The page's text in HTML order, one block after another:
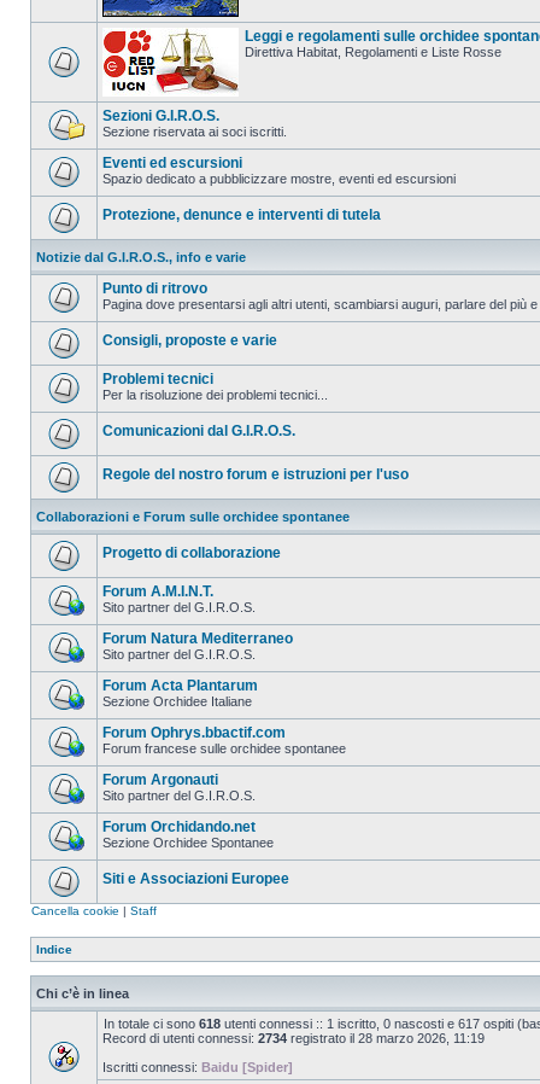
Leggi e regolamenti sulle orchidee
Direttiva Habitat, Regolamenti e Liste Rosse
Sezioni G.I.R.O.S.
Sezione riservata ai soci iscritti.
Eventi ed escursioni
Spazio dedicato a pubblicizzare mostre, eventi ed escursioni
Protezione, denunce e interventi di tutela
Notizie dal G.I.R.O.S., info e varie
Punto di ritrovo
Pagina dove presentarsi agli altri utenti, scambiarsi auguri, parlare del più
Consigli, proposte e varie
Problemi tecnici
Per la risoluzione dei problemi tecnici...
Comunicazioni dal G.I.R.O.S.
Regole del nostro forum e istruzioni per l'uso
Collaborazioni e Forum sulle orchidee spontanee
Progetto di collaborazione
Forum A.M.I.N.T.
Sito partner del G.I.R.O.S.
Forum Natura Mediterraneo
Sito partner del G.I.R.O.S.
Forum Acta Plantarum
Sezione Orchidee Italiane
Forum Ophrys.bbactif.com
Forum francese sulle orchidee spontanee
Forum Argonauti
Sito partner del G.I.R.O.S.
Forum Orchidando.net
Sezione Orchidee Spontanee
Siti e Associazioni Europee
Cancella cookie | Staff
Indice
Chi c’è in linea
In totale ci sono 618 utenti connessi :: 1 iscritto, 0 nascosti e 617 ospiti
Record di utenti connessi: 2734 registrato il 28 marzo 2026, 11:19
Iscritti connessi: Baidu [Spider]